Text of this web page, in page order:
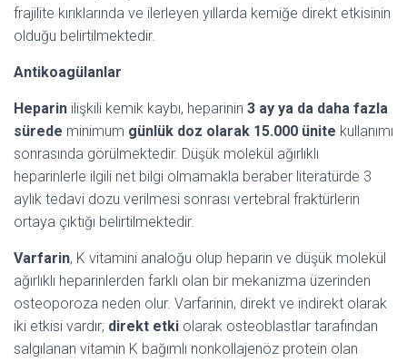
frajilite kırıklarında ve ilerleyen yıllarda kemiğe direkt etkisinin
olduğu belirtilmektedir.
Antikoagülanlar
Heparin ilişkili kemik kaybı, heparinin 3 ay ya da daha fazla
sürede minimum günlük doz olarak 15.000 ünite kullanımı
sonrasında görülmektedir. Düşük molekül ağırlıklı
heparinlerle ilgili net bilgi olmamakla beraber literatürde 3
aylık tedavi dozu verilmesi sonrası vertebral fraktürlerin
ortaya çıktığı belirtilmektedir.
Varfarin, K vitamini analoğu olup heparin ve düşük molekül
ağırlıklı heparinlerden farklı olan bir mekanizma üzerinden
osteoporoza neden olur. Varfarinin, direkt ve indirekt olarak
iki etkisi vardır; direkt etki olarak osteoblastlar tarafından
salgılanan vitamin K bağımlı nonkollajenöz protein olan